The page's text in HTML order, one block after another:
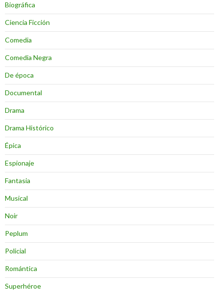
Biográfica
Ciencia Ficción
Comedia
Comedia Negra
De época
Documental
Drama
Drama Histórico
Épica
Espionaje
Fantasia
Musical
Noir
Peplum
Policial
Romántica
Superhéroe